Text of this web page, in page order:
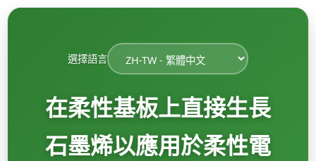
選擇語言
在柔性基板上直接生長
石墨烯以應用於柔性電